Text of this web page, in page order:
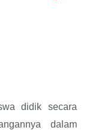
didik secara
dalam